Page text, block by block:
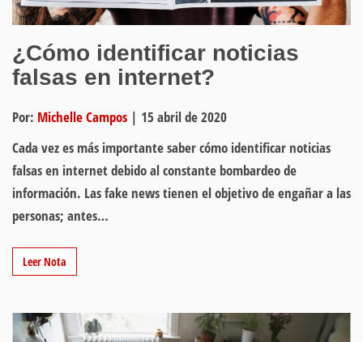
¿Cómo identificar noticias
falsas en internet?
Por: Michelle Campos | 15 abril de 2020
Cada vez es más importante saber cómo identificar noticias
falsas en internet debido al constante bombardeo de
información. Las fake news tienen el objetivo de engañar a las
personas; antes…
Leer Nota